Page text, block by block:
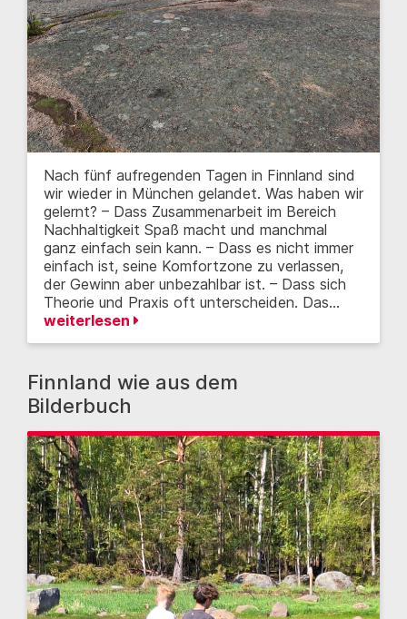
Nach fünf aufregenden Tagen in Finnland sind
wir wieder in München gelandet. Was haben wir
gelernt? – Dass Zusammenarbeit im Bereich
Nachhaltigkeit Spaß macht und manchmal
ganz einfach sein kann. – Dass es nicht immer
einfach ist, seine Komfortzone zu verlassen,
der Gewinn aber unbezahlbar ist. – Dass sich
Theorie und Praxis oft unterscheiden. Das…
weiterlesen
Finnland wie aus dem
Bilderbuch